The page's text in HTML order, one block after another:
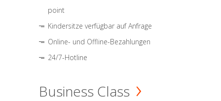
point
Kindersitze verfügbar auf Anfrage
Online- und Offline-Bezahlungen
24/7-Hotline
Business Class